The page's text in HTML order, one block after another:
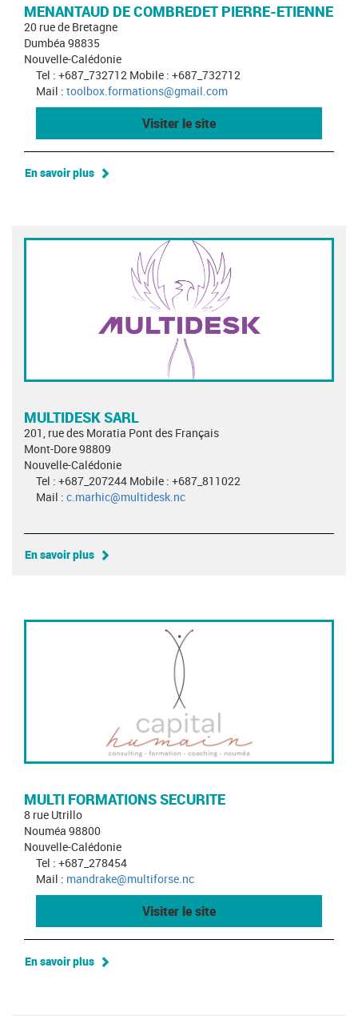
MENANTAUD DE COMBREDET PIERRE-ETIENNE
20 rue de Bretagne
Dumbéa 98835
Nouvelle-Calédonie
Tel : +687_732712 Mobile : +687_732712
Mail : toolbox.formations@gmail.com
Visiter le site
En savoir plus
MULTIDESK SARL
201, rue des Moratia Pont des Français
Mont-Dore 98809
Nouvelle-Calédonie
Tel : +687_207244 Mobile : +687_811022
Mail : c.marhic@multidesk.nc
En savoir plus
MULTI FORMATIONS SECURITE
8 rue Utrillo
Nouméa 98800
Nouvelle-Calédonie
Tel : +687_278454
Mail : mandrake@multiforse.nc
Visiter le site
En savoir plus